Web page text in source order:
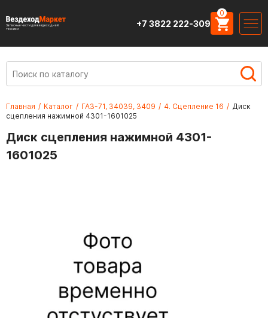
Запасные части для вездеходной
техники
+7 3822 222-309
0
Главная / Каталог / ГАЗ-71, 34039, 3409 / 4. Сцепление 16 / Диск
сцепления нажимной 4301-1601025
Диск сцепления нажимной 4301-
1601025